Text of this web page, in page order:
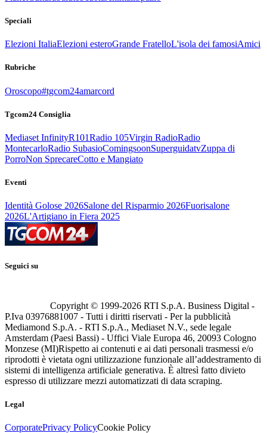
Speciali
Elezioni ItaliaElezioni esteroGrande FratelloL'isola dei famosiAmici
Rubriche
Oroscopo#tgcom24amarcord
Tgcom24 Consiglia
Mediaset InfinityR101Radio 105Virgin RadioRadio
MontecarloRadio SubasioComingsoonSuperguidatvZuppa di
PorroNon SprecareCotto e Mangiato
Eventi
Identità Golose 2026Salone del Risparmio 2026Fuorisalone
2026L'Artigiano in Fiera 2025
Seguici su
Copyright © 1999-2026 RTI S.p.A. Business Digital -
P.Iva 03976881007 - Tutti i diritti riservati - Per la pubblicità
Mediamond S.p.A. - RTI S.p.A., Mediaset N.V., sede legale
Amsterdam (Paesi Bassi) - Uffici Viale Europa 46, 20093 Cologno
Monzese (MI)Rispetto ai contenuti e ai dati personali trasmessi e/o
riprodotti è vietata ogni utilizzazione funzionale all’addestramento di
sistemi di intelligenza artificiale generativa. È altresì fatto divieto
espresso di utilizzare mezzi automatizzati di data scraping.
Legal
CorporatePrivacy PolicyCookie Policy